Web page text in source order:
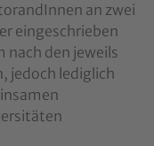
an zwei
eingeschrieben
nach den jeweils
jedoch lediglich